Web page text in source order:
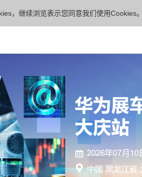
，继续浏览表示您同意我们使用Cookies。